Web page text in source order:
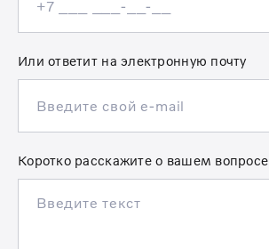
Или ответит на электронную почту
Коротко расскажите о вашем вопросе